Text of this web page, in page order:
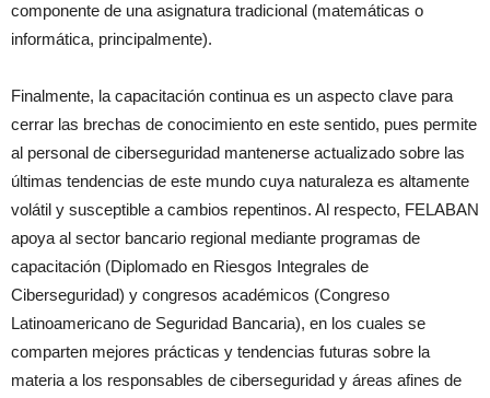
componente de una asignatura tradicional (matemáticas o
informática, principalmente).
Finalmente, la capacitación continua es un aspecto clave para
cerrar las brechas de conocimiento en este sentido, pues permite
al personal de ciberseguridad mantenerse actualizado sobre las
últimas tendencias de este mundo cuya naturaleza es altamente
volátil y susceptible a cambios repentinos. Al respecto, FELABAN
apoya al sector bancario regional mediante programas de
capacitación (Diplomado en Riesgos Integrales de
Ciberseguridad) y congresos académicos (Congreso
Latinoamericano de Seguridad Bancaria), en los cuales se
comparten mejores prácticas y tendencias futuras sobre la
materia a los responsables de ciberseguridad y áreas afines de